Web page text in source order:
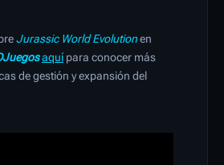
Jurassic World Evolutionen
aquí para conocer más
de gestión y expansión del